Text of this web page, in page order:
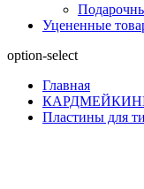
Уцененные
option-select
Главная
Пластины для